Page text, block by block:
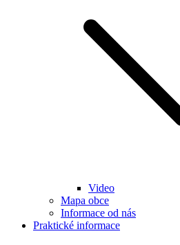
Video
Mapa obce
Informace od nás
Praktické informace